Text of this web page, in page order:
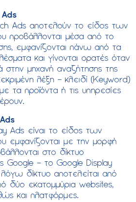
Ads αποτελούν το είδος των
προβάλλονται μέσα από το
εμφανίζονται πάνω από τα
και γίνονται ορατές όταν
στην μηχανή αναζήτησης της
λέξη – κλειδί (Keyword)
τα προϊόντα ή τις υπηρεσίες
Ads είναι το είδος των
εμφανίζονται με την μορφή
στο δίκτυο
Google – το Google Display
δίκτυο αποτελείται από
δύο εκατομμύρια websites,
και πλατφόρμες.